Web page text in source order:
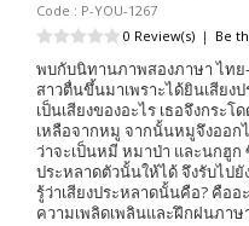
Code : P-YOU-1267
0 Review(s) | Be
พบกับนิทานภาพสองภาษา ไทย
สาวตื่นขึ้นมาเพราะได้ยินเสียง
เป็นเสียงของอะไร เธอจึงกระ
เหลือจากหมู จากนั้นหมูจึงออก
ว่าจะเป็นหมี หมาป่า และนกฮู
ประหลาดตัวนั้นให้ได้ จึงรับไป
รู้ว่าเสียงประหลาดนั้นคือ? คือ
ความเพลิดเพลินและฝึกฝนภาษ